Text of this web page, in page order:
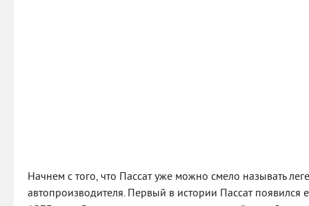
Начнем с того, что Пассат уже можно смело называть
автопроизводителя. Первый в истории Пассат появился